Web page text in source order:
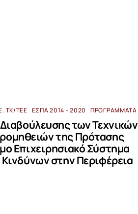
ΤΚ/ΤΕΕ ΕΣΠΑ 2014 - 2020 ΠΡΟΓΡΆΜΜΑΤΑ
των Τεχνικών
της Πρότασης
Επιχειρησιακό Σύστημα
στην Περιφέρεια